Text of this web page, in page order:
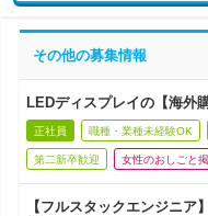
その他の募集情報
LEDディスプレイの【海
正社員 職種・業種未経験OK
第二新卒歓迎 女性のおしごと
【フルスタックエンジニア